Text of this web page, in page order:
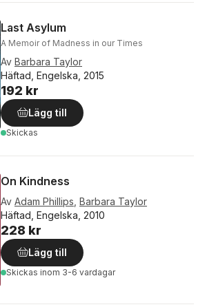
Last Asylum
A Memoir of Madness in our Times
Av Barbara Taylor
Häftad, Engelska, 2015
192 kr
Lägg till
Skickas
On Kindness
Av Adam Phillips Barbara Taylor
Häftad, Engelska, 2010
228 kr
Lägg till
Skickas inom 3-6 vardagar